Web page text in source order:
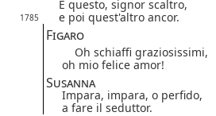
E questo, signor scaltro,
1785 e poi quest'altro ancor.
Figaro
Oh schiaffi graziosissimi,
oh mio felice amor!
Susanna
Impara, impara, o perfido,
a fare il seduttor.